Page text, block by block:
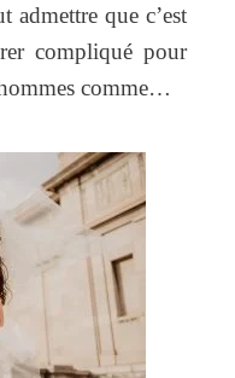
admettre que c’est
compliqué pour
comme…